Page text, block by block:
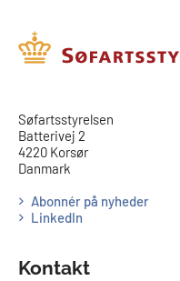
​​Søfartsstyrelsen
Batterivej 2
4220 Korsør
Danmark
Abonnér på nyheder
LinkedIn
Kontakt